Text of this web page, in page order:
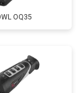
OQ35